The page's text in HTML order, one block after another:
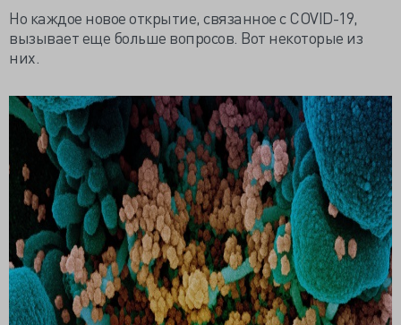
Но каждое новое открытие, связанное с COVID-19,
вызывает еще больше вопросов. Вот некоторые из
них.